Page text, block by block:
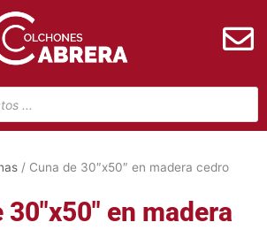
/ Cuna de 30″x50″ en madera cedro
30″x50″ en madera